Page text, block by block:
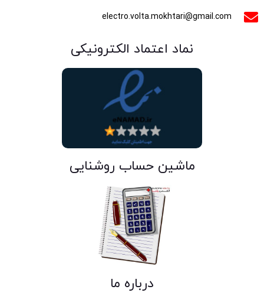
electro.volta.mokhtari@gmail.com
نماد اعتماد الکترونیکی
ماشین حساب روشنایی
درباره ما